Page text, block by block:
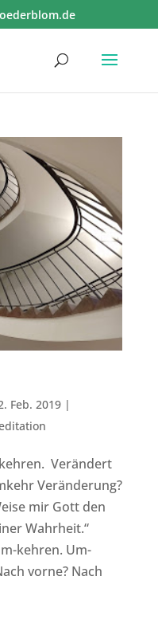
Feb. 2019|
Verändert
Veränderung?
mir Gott den
Wahrheit.“
kehren. Um-
vorne? Nach